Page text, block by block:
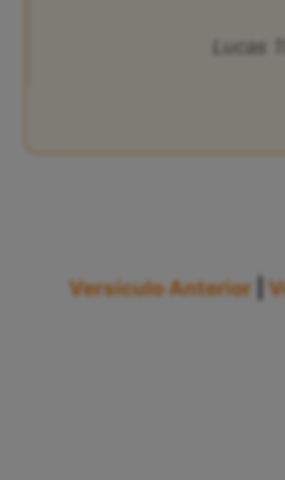
Lucas
Versículo Anterior